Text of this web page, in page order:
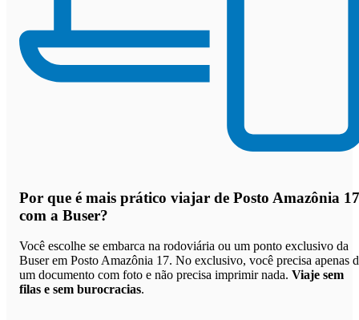
Por que é mais prático viajar de Posto Amazônia 17
com a Buser?
Você escolhe se embarca na rodoviária ou um ponto exclusivo da
Buser em Posto Amazônia 17. No exclusivo, você precisa apenas
um documento com foto e não precisa imprimir nada. Viaje sem
filas e sem burocracias.